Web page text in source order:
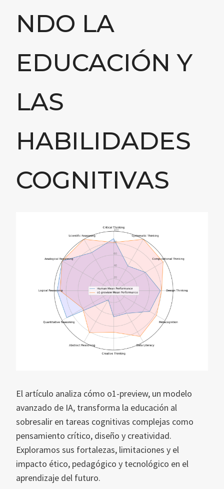
NDO LA
EDUCACIÓN Y
LAS
HABILIDADES
COGNITIVAS
El artículo analiza cómo o1-preview, un modelo
avanzado de IA, transforma la educación al
sobresalir en tareas cognitivas complejas como
pensamiento crítico, diseño y creatividad.
Exploramos sus fortalezas, limitaciones y el
impacto ético, pedagógico y tecnológico en el
aprendizaje del futuro.